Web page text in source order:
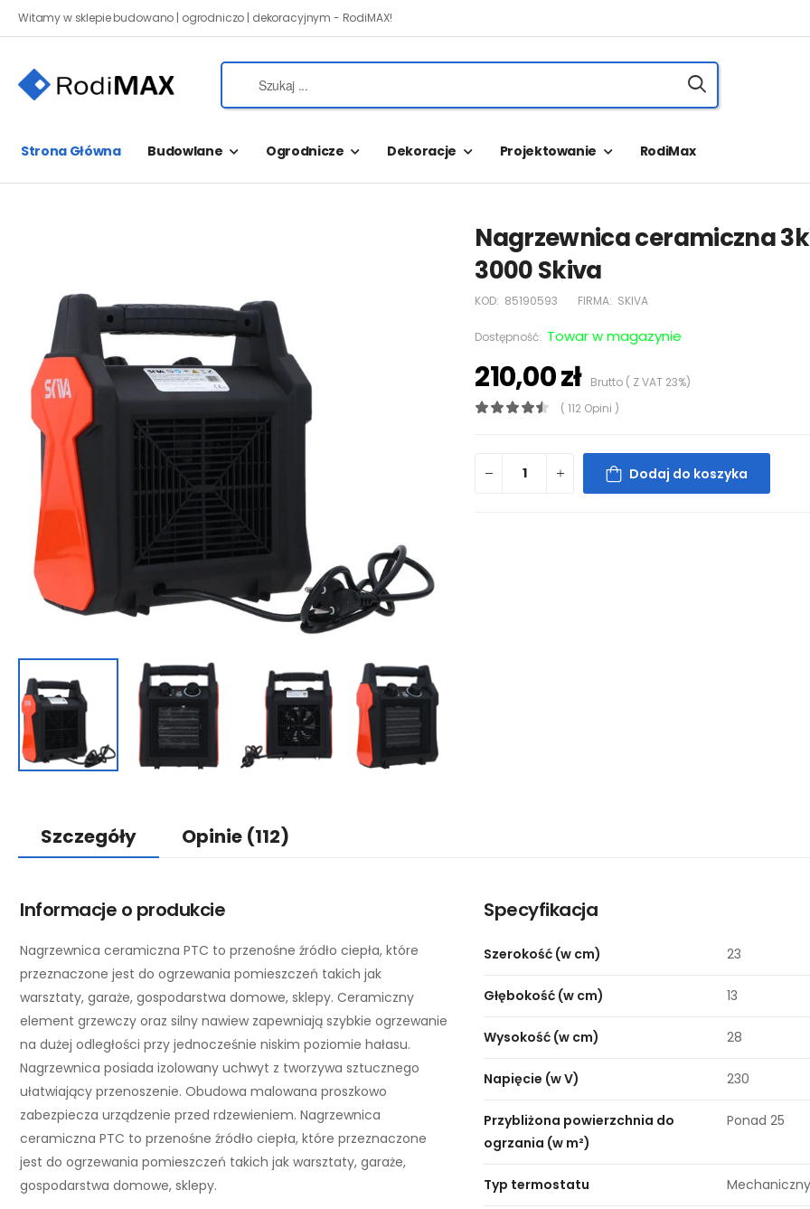
Witamy w sklepie budowano | ogrodniczo | dekoracyjnym - RodiMAX!
Strona Główna Budowlane Ogrodnicze Dekoracje Projektowanie RodiMax
Nagrzewnica ceramiczna
3000 Skiva
KOD: 85190593 FIRMA: SKIVA
Dostępność: Towar w magazynie
210,00 złBrutto ( Z VAT 23%)
( 112 Opini )
Dodaj do koszyka
Szczegóły Opinie (112)
Informacje o produkcie
Nagrzewnica ceramiczna PTC to przenośne źródło ciepła, które
przeznaczone jest do ogrzewania pomieszczeń takich jak
warsztaty, garaże, gospodarstwa domowe, sklepy. Ceramiczny
element grzewczy oraz silny nawiew zapewniają szybkie ogrzewanie
na dużej odległości przy jednocześnie niskim poziomie hałasu.
Nagrzewnica posiada izolowany uchwyt z tworzywa sztucznego
ułatwiający przenoszenie. Obudowa malowana proszkowo
zabezpiecza urządzenie przed rdzewieniem. Nagrzewnica
ceramiczna PTC to przenośne źródło ciepła, które przeznaczone
jest do ogrzewania pomieszczeń takich jak warsztaty, garaże,
gospodarstwa domowe, sklepy.
Specyfikacja
Szerokość (w cm) 23
Głębokość (w cm) 13
Wysokość (w cm) 28
Napięcie (w V) 230
Przybliżona powierzchnia do
ogrzania (w m²)
Ponad 25
Typ termostatu Mechaniczny